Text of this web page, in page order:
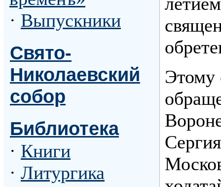
· Выпускники
Свято-
Николаевский
собор
Библиотека
· Книги
· Литургика
Этому